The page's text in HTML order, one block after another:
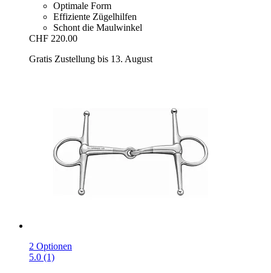
Optimale Form
Effiziente Zügelhilfen
Schont die Maulwinkel
CHF 220.00
Gratis Zustellung bis 13. August
2 Optionen
5.0 (1)